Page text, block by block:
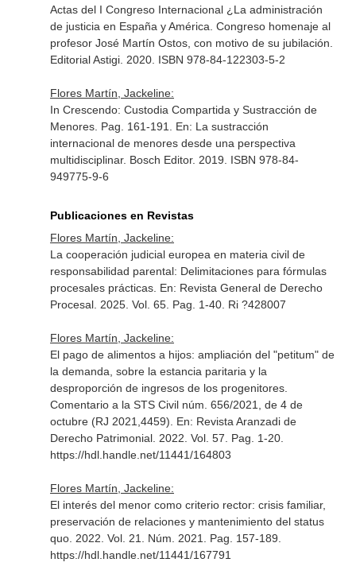
Actas del I Congreso Internacional ¿La administración
de justicia en España y América. Congreso homenaje al
profesor José Martín Ostos, con motivo de su jubilación
Editorial Astigi. 2020. ISBN 978-84-122303-5-2
Flores Martín, Jackeline:
In Crescendo: Custodia Compartida y Sustracción de
Menores. Pag. 161-191. En: La sustracción
internacional de menores desde una perspectiva
multidisciplinar. Bosch Editor. 2019. ISBN 978-84-
949775-9-6
Publicaciones en Revistas
Flores Martín, Jackeline:
La cooperación judicial europea en materia civil de
responsabilidad parental: Delimitaciones para fórmulas
procesales prácticas. En: Revista General de Derecho
Procesal. 2025. Vol. 65. Pag. 1-40. Ri ?428007
Flores Martín, Jackeline:
El pago de alimentos a hijos: ampliación del "petitum" de
la demanda, sobre la estancia paritaria y la
desproporción de ingresos de los progenitores.
Comentario a la STS Civil núm. 656/2021, de 4 de
octubre (RJ 2021,4459). En: Revista Aranzadi de
Derecho Patrimonial. 2022. Vol. 57. Pag. 1-20.
https://hdl.handle.net/11441/164803
Flores Martín, Jackeline:
El interés del menor como criterio rector: crisis familiar,
preservación de relaciones y mantenimiento del status
quo. 2022. Vol. 21. Núm. 2021. Pag. 157-189.
https://hdl.handle.net/11441/167791